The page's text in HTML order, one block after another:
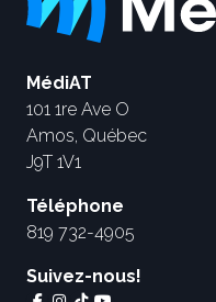
MédiAT
101 1re Ave O
Amos, Québec
J9T 1V1
Téléphone
819 732-4905
Suivez-nous!